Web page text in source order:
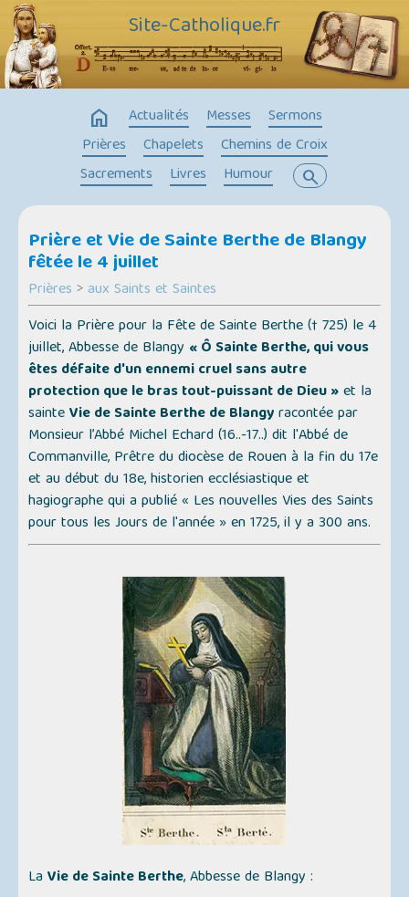
Site-Catholique.fr
home Actualités Messes
Sermons
Prières
Chapelets
Chemins de Croix
Sacrements
Livres Humour search
Prière et Vie de Sainte Berthe de Blangy
fêtée le 4 juillet
Prières > aux Saints et Saintes
Voici la Prière pour la Fête de Sainte Berthe († 725) le 4
juillet, Abbesse de Blangy « Ô Sainte Berthe, qui vous
êtes défaite d'un ennemi cruel sans autre
protection que le bras tout-puissant de Dieu »et la
sainteVie de Sainte Berthe de Blangyracontée par
Monsieur l’Abbé Michel Echard (16..-17..) dit l'Abbé de
Commanville, Prêtre du diocèse de Rouen à la fin du 17e
et au début du 18e, historien ecclésiastique et
hagiographe qui a publié« Les nouvelles Vies des Saints
pour tous les Jours de l'année »en 1725, il y a 300 ans.
LaVie de Sainte Berthe, Abbesse de Blangy :